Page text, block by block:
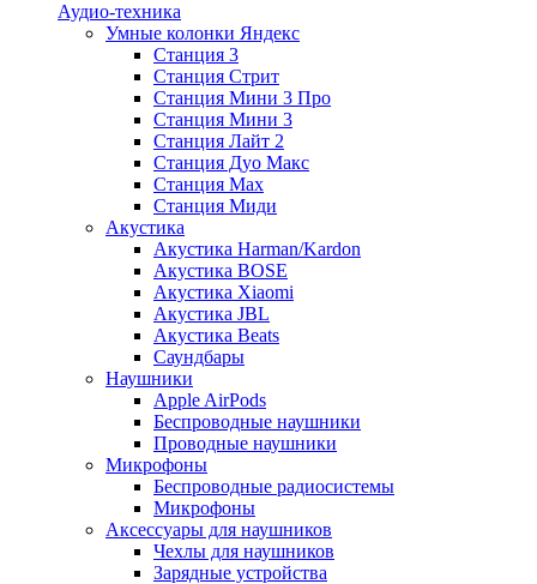
Аудио-техника
Умные колонки Яндекс
Станция 3
Станция Стрит
Станция Мини 3 Про
Станция Мини 3
Станция Лайт 2
Станция Дуо Макс
Станция Max
Станция Миди
Акустика
Акустика Harman/Kardon
Акустика BOSE
Акустика Xiaomi
Акустика JBL
Акустика Beats
Саундбары
Наушники
Apple AirPods
Беспроводные наушники
Проводные наушники
Микрофоны
Беспроводные радиосистемы
Микрофоны
Аксессуары для наушников
Чехлы для наушников
Зарядные устройства